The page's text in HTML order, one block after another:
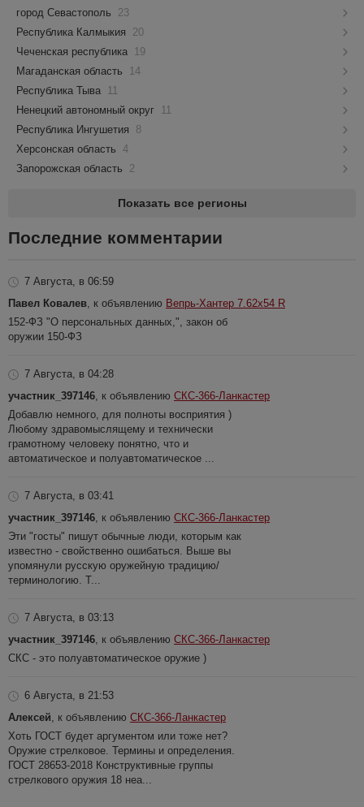
город Севастополь
23
Республика Калмыкия
20
Чеченская республика 19
Магаданская область
14
Республика Тыва 11
Ненецкий автономный округ 11
Республика Ингушетия
8
Херсонская область 4
Запорожская область
2
Показать все регионы
Последние комментарии
7 Августа, в 06:59
Павел Ковалев , к объявлению Вепрь-Хантер 7.62х54 R
152-ФЗ "О персональных данных,", закон об
оружии 150-ФЗ
7 Августа, в 04:28
участник_397146 , к объявлению СКС-366-Ланкастер
Добавлю немного, для полноты восприятия )
Любому здравомыслящему и технически
грамотному человеку понятно, что и
автоматическое и полуавтоматическое ...
7 Августа, в 03:41
участник_397146 , к объявлению СКС-366-Ланкастер
Эти "госты" пишут обычные люди, которым как
известно - свойственно ошибаться. Выше вы
упомянули русскую оружейную традицию/
терминологию. Т...
7 Августа, в 03:13
участник_397146 , к объявлению СКС-366-Ланкастер
СКС - это полуавтоматическое оружие )
6 Августа, в 21:53
Алексей , к объявлению СКС-366-Ланкастер
Хоть ГОСТ будет аргументом или тоже нет?
Оружие стрелковое. Термины и определения.
ГОСТ 28653-2018 Конструктивные группы
стрелкового оружия 18 неа...